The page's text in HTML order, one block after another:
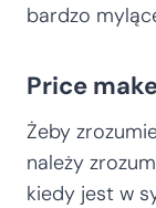
bardzo
Price
Żeby
należy
kiedy jest w